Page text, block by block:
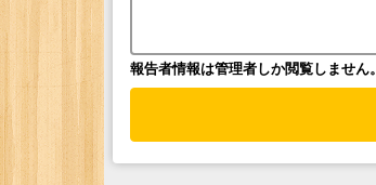
報告者情報は管理者しか閲覧しません。